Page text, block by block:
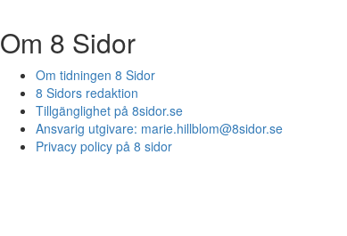
Om 8 Sidor
Om tidningen 8 Sidor
8 Sidors redaktion
Tillgänglighet på 8sidor.se
Ansvarig utgivare: marie.hillblom@8sidor.se
Privacy policy på 8 sidor